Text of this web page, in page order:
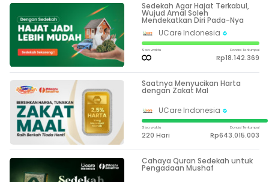
Sedekah Agar Hajat Terkabul,
Wujud Amal Soleh
Mendekatkan Diri Pada-Nya
UCare Indonesia
Sisa waktu Donasi Terkumpul
Rp18.142.369
Saatnya Menyucikan Harta
dengan Zakat Mal
UCare Indonesia
Sisa waktu Donasi Terkumpul
220 Hari Rp643.015.003
Cahaya Quran Sedekah untuk
Pengadaan Mushaf